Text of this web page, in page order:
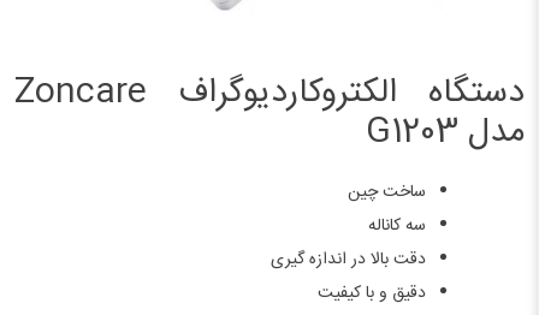
دستگاه الکتروکاردیوگراف Zoncare
مدل G1203
ساخت چین
سه کاناله
دقت بالا در اندازه گیری
دقیق و با کیفیت